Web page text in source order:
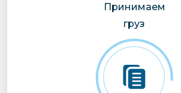
Принимаем
груз